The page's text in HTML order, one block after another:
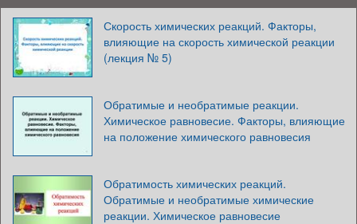
Скорость химических реакций. Факторы,
влияющие на скорость химической реакции
(лекция № 5)
Обратимые и необратимые реакции.
Химическое равновесие. Факторы, влияющие
на положение химического равновесия
Обратимость химических реакций.
Обратимые и необратимые химические
реакции. Химическое равновесие